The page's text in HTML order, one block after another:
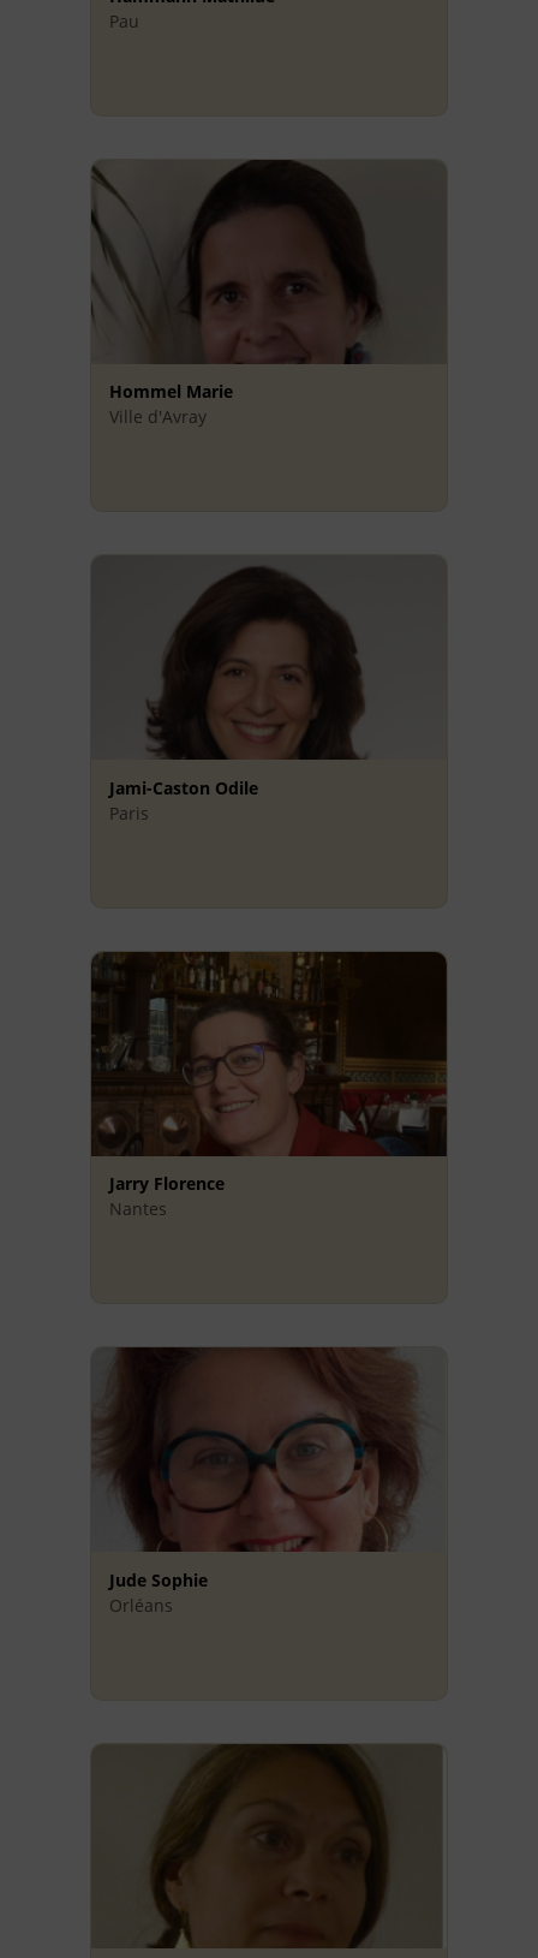
Pau
Hommel Marie
Ville d'Avray
Jami-Caston Odile
Paris
Jarry Florence
Nantes
Jude Sophie
Orléans